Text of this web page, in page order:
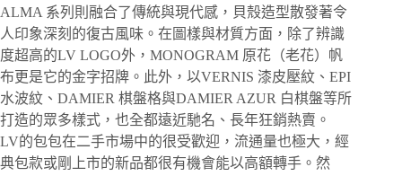
ALMA 系列則融合了傳統與現代感，貝殼造型散發著令
人印象深刻的復古風味。在圖樣與材質方面，除了辨識
度超高的LV LOGO外，MONOGRAM 原花（老花）帆
布更是它的金字招牌。此外，以VERNIS 漆皮壓紋、EPI
水波紋、DAMIER 棋盤格與DAMIER AZUR 白棋盤等所
打造的眾多樣式，也全都遠近馳名、長年狂銷熱賣。
LV的包包在二手市場中的很受歡迎，流通量也極大，經
典包款或剛上市的新品都很有機會能以高額轉手。然